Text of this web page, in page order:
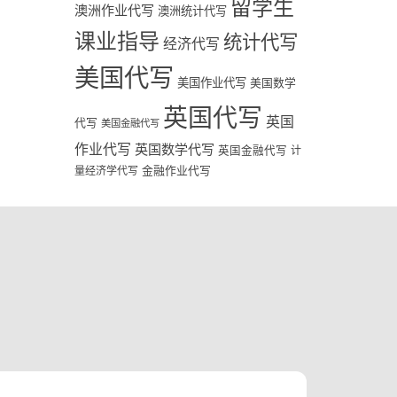
澳洲作业代写 澳洲统计代写 留学生
课业指导 经济代写 统计代写
美国代写 美国作业代写 美国数学
代写 美国金融代写 英国代写 英国
作业代写 英国数学代写 英国金融代写 计
量经济学代写 金融作业代写